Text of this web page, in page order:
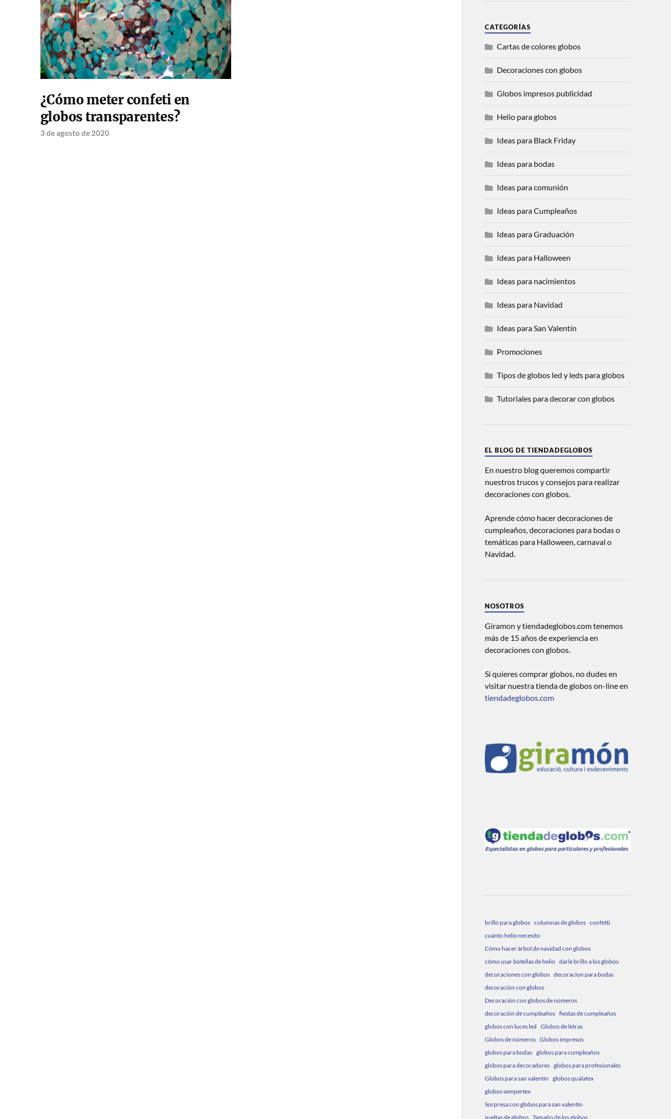
¿Cómo meter confeti en
globos transparentes?
3 de agosto de 2020
CATEGORÍAS
Cartas de colores globos
Decoraciones con globos
Globos impresos publicidad
Helio para globos
Ideas para Black Friday
Ideas para bodas
Ideas para comunión
Ideas para Cumpleaños
Ideas para Graduación
Ideas para Halloween
Ideas para nacimientos
Ideas para Navidad
Ideas para San Valentín
Promociones
Tipos de globos led y leds para globos
Tutoriales para decorar con globos
EL BLOG DE TIENDADEGLOBOS
En nuestro blog queremos compartir
nuestros trucos y consejos para realizar
decoraciones con globos.
Aprende cómo hacer decoraciones de
cumpleaños, decoraciones para bodas o
temáticas para Halloween, carnaval o
Navidad.
NOSOTROS
Giramon y tiendadeglobos.com tenemos
más de 15 años de experiencia en
decoraciones con globos.
Si quieres comprar globos, no dudes en
visitar nuestra tienda de globos on-line en
tiendadeglobos.com
brillo para globos columnas de globos confetti
cuánto helio necesito
Cómo hacer árbol de navidad con globos
cómo usar botellas de helio darle brillo a los globos
decoraciones con globos decoracion para bodas
decoración con globos
Decoración con globos de números
decoración de cumpleaños fiestas de cumpleaños
globos con luces led Globos de letras
Globos de números Globos impresos
globos para bodas globos para cumpleaños
globos para decoradores globos para profesionales
Globos para san valentín globos qualatex
globos sempertex
Sorpresa con globos para san valentín
sueltas de globos Tamaño de los globos